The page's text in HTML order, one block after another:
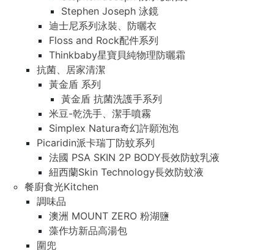
Stephen Joseph 泳鏡
迪士尼系列泳裝、防曬衣
Floss and Rock配件系列
Thinkbaby星寶貝純物理防曬霜
抗菌、居家清潔
黃金盾 系列
黃金盾 抗菌洗護手系列
米豆-乾洗手、潔手噴霧
Simplex Natura奇幻許願泡泡
Picaridin派卡瑞丁防蚊系列
法國 PSA SKIN 2P BODY長效防蚊乳液
紐西蘭Skin Technology長效防蚊液
餐廚食光Kitchen
調味品
澳洲 MOUNT ZERO 粉湖鹽
藻作坊新品高湯包
圍兜